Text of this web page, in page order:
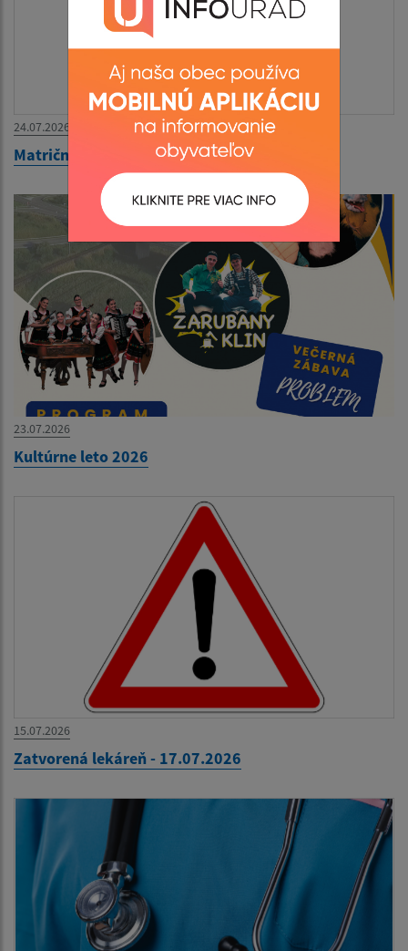
24.07.2026
Matričný úrad zatvorený 27.07.-31.07.2026
23.07.2026
Kultúrne leto 2026
15.07.2026
Zatvorená lekáreň - 17.07.2026